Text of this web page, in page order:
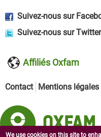
Suivez-nous sur
Suivez-nous sur Twitter
Affiliés Oxfam
Contact Mentions légales
We use cookies on this site to